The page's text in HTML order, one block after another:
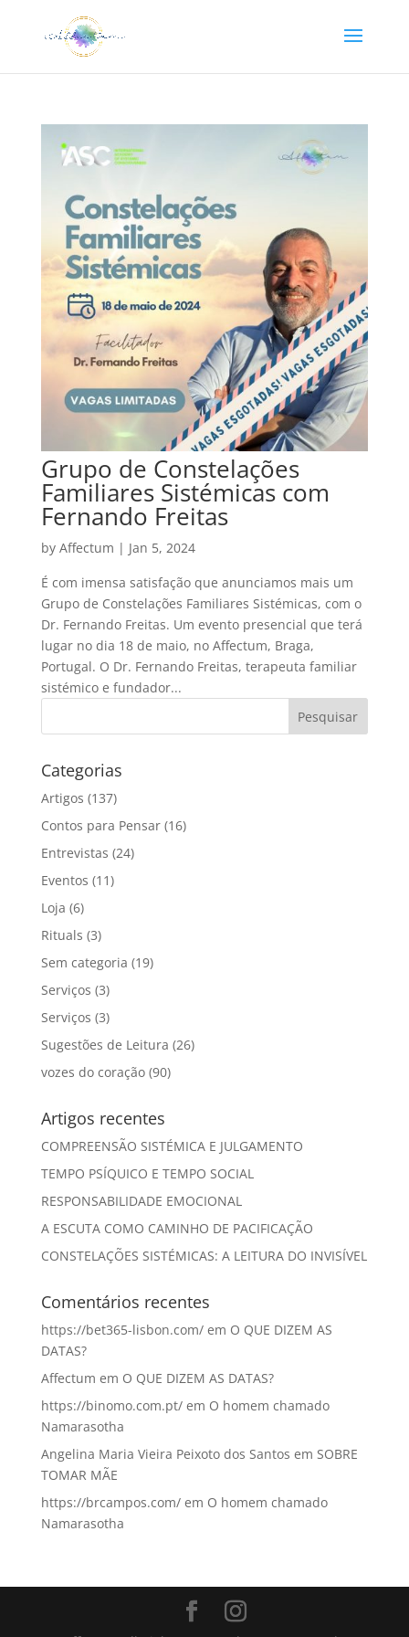
Grupo de Constelações
Familiares Sistémicas com
Fernando Freitas
by Affectum | Jan 5, 2024
É com imensa satisfação que anunciamos mais um
Grupo de Constelações Familiares Sistémicas, com o
Dr. Fernando Freitas. Um evento presencial que terá
lugar no dia 18 de maio, no Affectum, Braga,
Portugal. O Dr. Fernando Freitas, terapeuta familiar
sistémico e fundador...
Categorias
Artigos (137)
Contos para Pensar(16)
Entrevistas (24)
Eventos (11)
Loja (6)
Rituals (3)
Sem categoria (19)
Serviços (3)
Serviços (3)
Sugestões de Leitura (26)
vozes do coração(90)
Artigos recentes
COMPREENSÃO SISTÉMICA E JULGAMENTO
TEMPO PSÍQUICO E TEMPO SOCIAL
RESPONSABILIDADE EMOCIONAL
A ESCUTA COMO CAMINHO DE PACIFICAÇÃO
CONSTELAÇÕES SISTÉMICAS: A LEITURA DO INVISÍVEL
Comentários recentes
https://bet365-lisbon.com/em O QUE DIZEM AS
DATAS?
Affectum em O QUE DIZEM AS DATAS?
https://binomo.com.pt/em O homem chamado
Namarasotha
Angelina Maria Vieira Peixoto dos Santos em SOBRE
TOMAR MÃE
https://brcampos.com/em O homem chamado
Namarasotha